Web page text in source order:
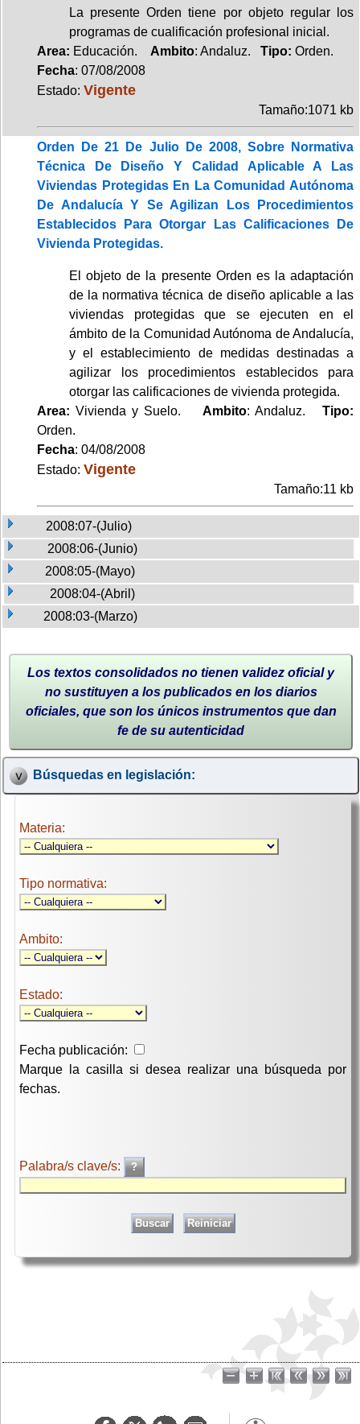
La presente Orden tiene por objeto regular los
programas de cualificación profesional inicial.
Area: Educación. Ambito: Andaluz. Tipo: Orden.
Fecha: 07/08/2008
Estado: Vigente
Tamaño:1071 kb
Orden De 21 De Julio De 2008, Sobre Normativa
Técnica De Diseño Y Calidad Aplicable A Las
Viviendas Protegidas En La Comunidad Autónoma
De Andalucía Y Se Agilizan Los Procedimientos
Establecidos Para Otorgar Las Calificaciones De
Vivienda Protegidas.
El objeto de la presente Orden es la adaptación
de la normativa técnica de diseño aplicable a las
viviendas protegidas que se ejecuten en el
ámbito de la Comunidad Autónoma de Andalucía,
y el establecimiento de medidas destinadas a
agilizar los procedimientos establecidos para
otorgar las calificaciones de vivienda protegida.
Area: Vivienda y Suelo.Ambito: Andaluz.Tipo:
Orden.
Fecha: 04/08/2008
Estado: Vigente
Tamaño:11 kb
2008:07-(Julio)
2008:06-(Junio)
2008:05-(Mayo)
2008:04-(Abril)
2008:03-(Marzo)
Los textos consolidados no tienen validez oficial y
no sustituyen a los publicados en los diarios
oficiales, que son los únicos instrumentos que dan
fe de su autenticidad
Búsquedas en legislación:
Materia:
Tipo normativa:
Ambito:
Estado:
Fecha publicación:
Marque la casilla si desea realizar una búsqueda por
fechas.
Palabra/s clave/s: